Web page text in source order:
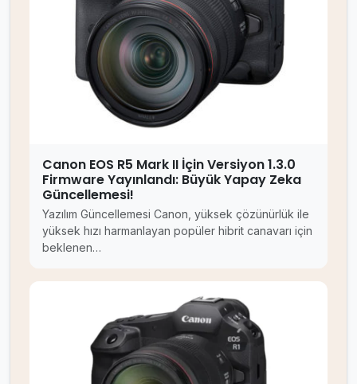
Canon EOS R5 Mark II İçin Versiyon 1.3.0
Firmware Yayınlandı: Büyük Yapay Zeka
Güncellemesi!
Yazılım Güncellemesi Canon, yüksek çözünürlük ile
yüksek hızı harmanlayan popüler hibrit canavarı için
beklenen…